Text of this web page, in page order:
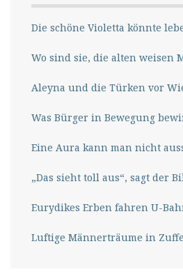
Die schöne Violetta könnte
Wo sind sie, die alten weisen
Aleyna und die Türken vor
Was Bürger in Bewegung
Eine Aura kann man nicht
„Das sieht toll aus“, sagt der
Eurydikes Erben fahren U-
Luftige Männerträume in